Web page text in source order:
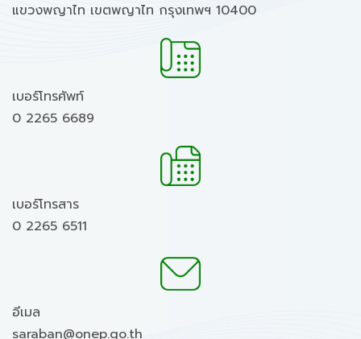
แขวงพญาไท เขตพญาไท กรุงเทพฯ 10400
เบอร์โทรศัพท์
0 2265 6689
เบอร์โทรสาร
0 2265 6511
อีเมล
saraban@onep.go.th